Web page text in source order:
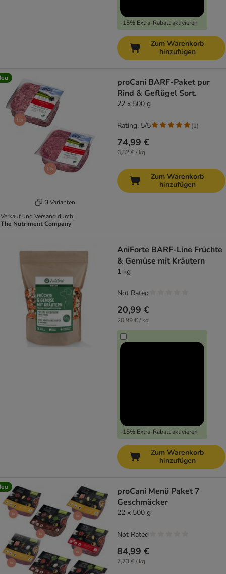
-15% Extra-Rabatt aktivieren
Zum Warenkorb
hinzufügen
3 Varianten
Verkauf und Versand durch:
The Nutriment Company
proCani BARF-Paket pur
Rind & Geflügel Sort.
22 x 500 g
74,99 €
6,82 € / kg
Rating: 5/5 (1)
Zum Warenkorb
hinzufügen
AniForte BARF-Line Früchte
& Gemüse mit Kräutern
1 kg
20,99 €
20,99 € / kg
-15% Extra-Rabatt aktivieren
Not Rated
Zum Warenkorb
hinzufügen
proCani Menü Paket 7
Geschmäcker
22 x 500 g
84,99 €
7,73 € / kg
Not Rated